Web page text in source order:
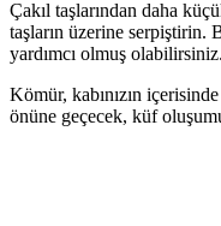
Çakıl taşlarından daha
taşların üzerine serpiştirin.
yardımcı olmuş olabilirsiniz.
Kömür, kabınızın
önüne geçecek, küf